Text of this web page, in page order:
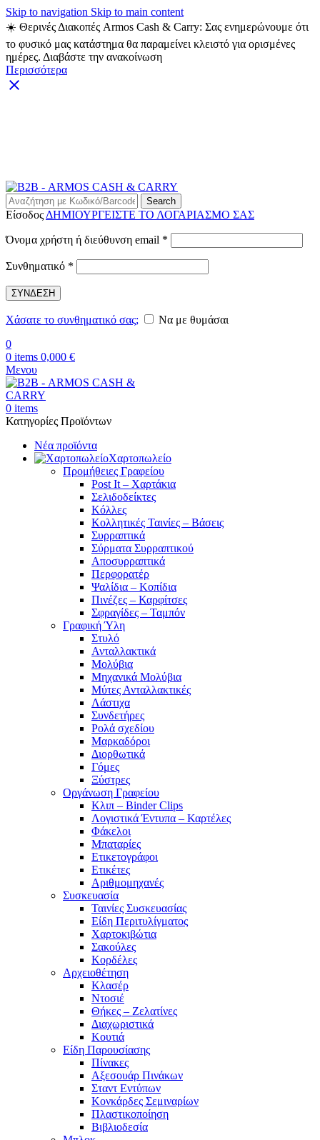
Skip to navigation Skip to main content
☀️ Θερινές Διακοπές Armos Cash & Carry: Σας ενημερώνουμε ότι
το φυσικό μας κατάστημα θα παραμείνει κλειστό για ορισμένες
ημέρες. Διαβάστε την ανακοίνωση
Περισσότερα
Search
Είσοδος ΔΗΜΙΟΥΡΓΕΙΣΤΕ ΤΟ ΛΟΓΑΡΙΑΣΜΟ ΣΑΣ
Όνομα χρήστη ή διεύθυνση email *
Συνθηματικό *
ΣΥΝΔΕΣΗ
Χάσατε το συνθηματικό σας;
Να με θυμάσαι
0
0 items 0,000 €
Μενου
0 items
Κατηγορίες Προϊόντων
Νέα προϊόντα
Χαρτοπωλείο
Προμήθειες Γραφείου
Post It – Χαρτάκια
Σελιδοδείκτες
Κόλλες
Κολλητικές Ταινίες – Βάσεις
Συρραπτικά
Σύρματα Συρραπτικού
Αποσυρραπτικά
Περφορατέρ
Ψαλίδια – Κοπίδια
Πινέζες – Καρφίτσες
Σφραγίδες – Ταμπόν
Γραφική Ύλη
Στυλό
Ανταλλακτικά
Μολύβια
Μηχανικά Μολύβια
Μύτες Ανταλλακτικές
Λάστιχα
Συνδετήρες
Ρολά σχεδίου
Μαρκαδόροι
Διορθωτικά
Γόμες
Ξύστρες
Οργάνωση Γραφείου
Κλιπ – Binder Clips
Λογιστικά Έντυπα – Καρτέλες
Φάκελοι
Μπαταρίες
Ετικετογράφοι
Ετικέτες
Αριθμομηχανές
Συσκευασία
Ταινίες Συσκευασίας
Είδη Περιτυλίγματος
Χαρτοκιβώτια
Σακούλες
Κορδέλες
Αρχειοθέτηση
Κλασέρ
Ντοσιέ
Θήκες – Ζελατίνες
Διαχωριστικά
Κουτιά
Είδη Παρουσίασης
Πίνακες
Αξεσουάρ Πινάκων
Σταντ Εντύπων
Κονκάρδες Σεμιναρίων
Πλαστικοποίηση
Βιβλιοδεσία